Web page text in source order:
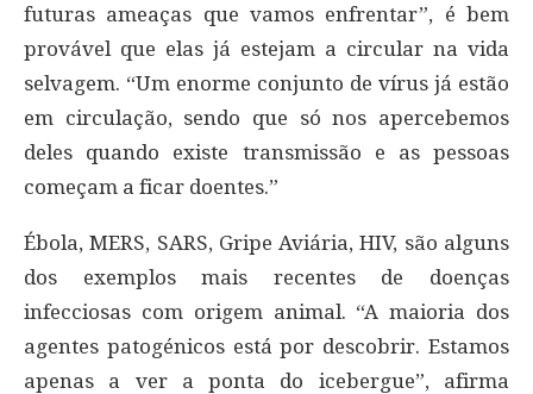
futuras ameaças que vamos enfrentar”, é bem
provável que elas já estejam a circular na vida
selvagem. “Um enorme conjunto de vírus já estão
em circulação, sendo que só nos apercebemos
deles quando existe transmissão e as pessoas
começam a ficar doentes.”
Ébola, MERS, SARS, Gripe Aviária, HIV, são alguns
dos exemplos mais recentes de doenças
infecciosas com origem animal. “A maioria dos
agentes patogénicos está por descobrir. Estamos
apenas a ver a ponta do icebergue”, afirma